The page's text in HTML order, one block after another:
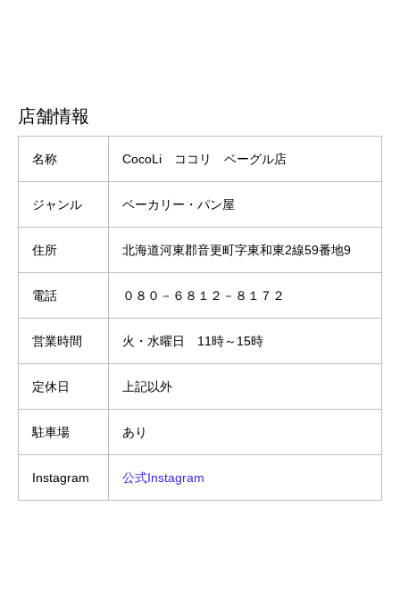
店舗情報
名称 CocoLi ココリ ベーグル店
ジャンル ベーカリー・パン屋
住所 北海道河東郡音更町字東和東2線59番地9
電話 ０８０－６８１２－８１７２
営業時間 火・水曜日 11時～15時
定休日 上記以外
駐車場 あり
Instagram 公式Instagram